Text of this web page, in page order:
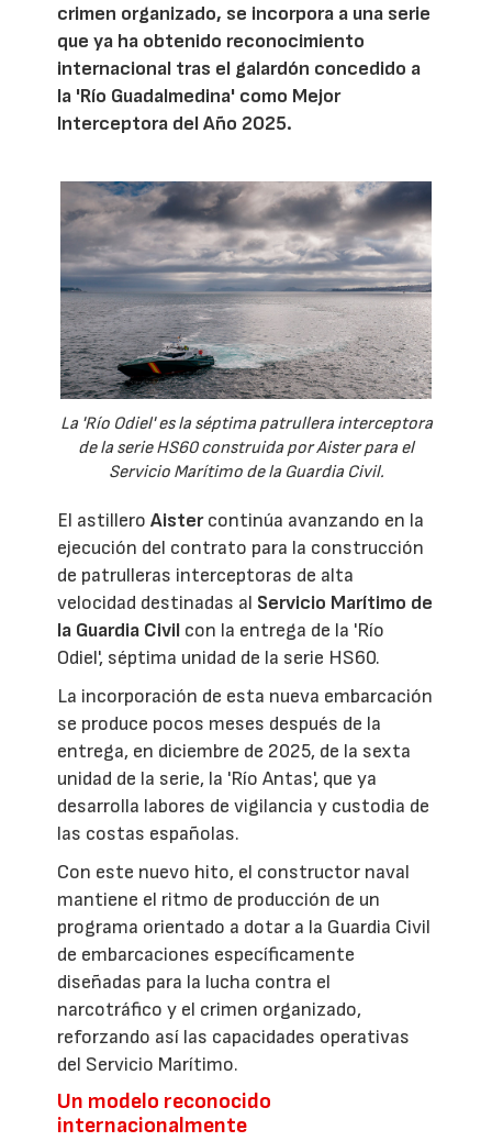
crimen organizado, se incorpora a una serie
que ya ha obtenido reconocimiento
internacional tras el galardón concedido a
la 'Río Guadalmedina' como Mejor
Interceptora del Año 2025.
La 'Río Odiel' es la séptima patrullera interceptora
de la serie HS60 construida por Aister para el
Servicio Marítimo de la Guardia Civil.
El astilleroAistercontinúa avanzando en la
ejecución del contrato para la construcción
de patrulleras interceptoras de alta
velocidad destinadas al Servicio Marítimo de
la Guardia Civil con la entrega de la 'Río
Odiel', séptima unidad de la serie HS60.
La incorporación de esta nueva embarcación
se produce pocos meses después de la
entrega, en diciembre de 2025, de la sexta
unidad de la serie, la 'Río Antas', que ya
desarrolla labores de vigilancia y custodia de
las costas españolas.
Con este nuevo hito, el constructor naval
mantiene el ritmo de producción de un
programa orientado a dotar a la Guardia Civil
de embarcaciones específicamente
diseñadas para la lucha contra el
narcotráfico y el crimen organizado,
reforzando así las capacidades operativas
del Servicio Marítimo.
Un modelo reconocido
internacionalmente